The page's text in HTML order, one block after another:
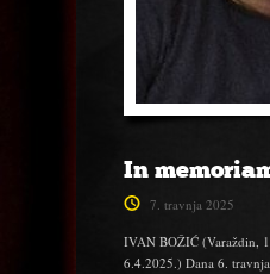
In
7. travnja 2025
IVAN BOŽIĆ (Varaždin,
6.4.2025.) Dana 6.